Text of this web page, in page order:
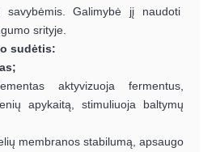
savybėmis. Galimybė jį naudoti
srityje.
sudėtis:
aktyvizuoja fermentus,
apykaitą, stimuliuoja baltymų
membranos stabilumą, apsaugo